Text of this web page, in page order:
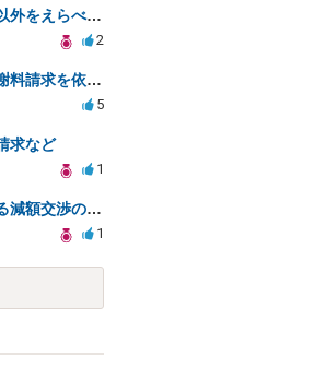
名字の変更で両親の名字以外をえらべるのか？
2
弁護士に浮気相手への慰謝料請求を依頼する費用相場は？
5
求など
1
不倫の慰謝料請求に対する減額交渉の可能性と対策
1